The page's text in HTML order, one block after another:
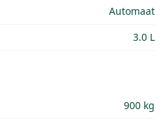
Automaat
3.0 L
900 kg